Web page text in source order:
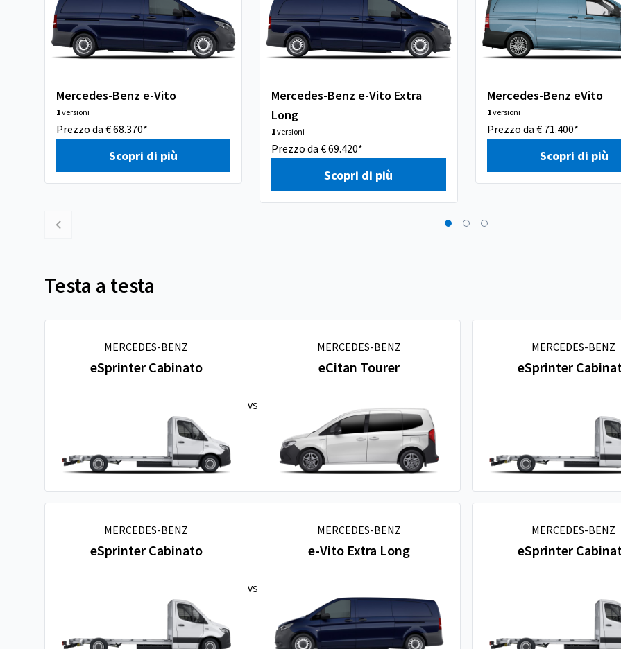
Mercedes-Benz e-Vito
1versioni
Prezzo da € 68.370*
Scopri di più
Mercedes-Benz e-Vito Extra
Long
1versioni
Prezzo da € 69.420*
Scopri di più
Mercedes-Benz eVito
1versioni
Prezzo da € 71.400*
Scopri di più
Testa a testa
MERCEDES-BENZ
eSprinter Cabinato
VS
MERCEDES-BENZ
eCitan Tourer
MERCEDES-BENZ
eSprinter
MERCEDES-BENZ
eSprinter Cabinato
VS
MERCEDES-BENZ
e-Vito Extra Long
MERCEDES-BENZ
eSprinter